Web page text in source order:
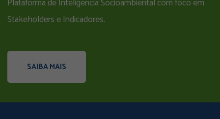
Plataforma de Inteligência Socioambiental com foco em
Stakeholders e Indicadores.
SAIBA MAIS